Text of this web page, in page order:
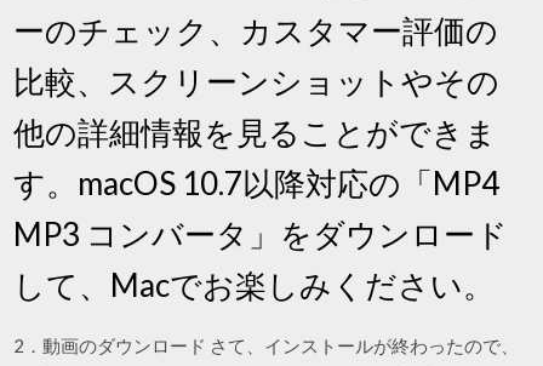
ーのチェック、カスタマー評価の
比較、スクリーンショットやその
他の詳細情報を見ることができま
す。macOS 10.7以降対応の「MP4
MP3 コンバータ」をダウンロード
して、Macでお楽しみください。
2．動画のダウンロード さて、インストールが終わったので、